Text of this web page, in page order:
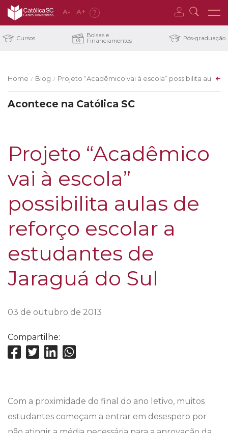
A- A+ ?
Cursos Bolsas e
Financiamentos Pós-graduação
Home / Blog / Projeto “Acadêmico vai à escola” possibilita aulas
Acontece na Católica SC
Projeto “Acadêmico
vai à escola”
possibilita aulas de
reforço escolar a
estudantes de
Jaraguá do Sul
03 de outubro de 2013
Compartilhe:
Com a proximidade do final do ano letivo, muitos
estudantes começam a entrar em desespero por